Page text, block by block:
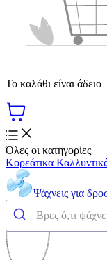
Το καλάθι είναι άδειο
Όλες οι κατηγορίες
Κορεάτικα
Ψάχνεις για